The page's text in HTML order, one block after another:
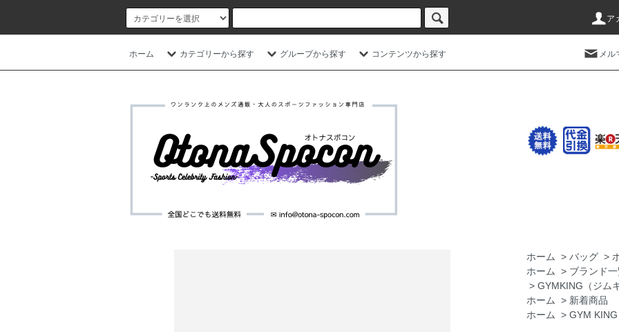
ア
ホーム カテゴリーから探す グループから探す コンテンツから探す メル
ホーム > バッグ >
ホーム
> ブランド
> GYMKING（ジム
ホーム
> 新着商品
ホーム
> GYM KING